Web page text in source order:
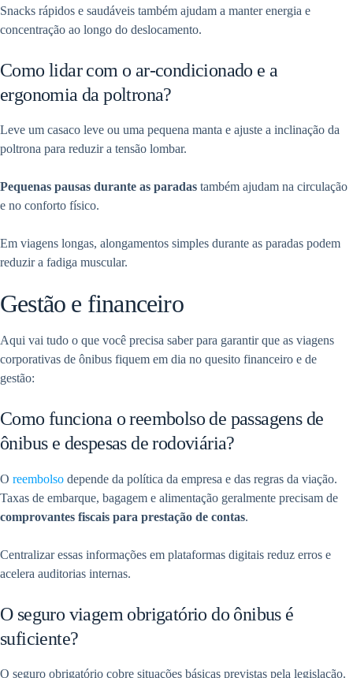
Snacks rápidos e saudáveis também ajudam a manter energia e
concentração ao longo do deslocamento.
Como lidar com o ar-condicionado e a
ergonomia da poltrona?
Leve um casaco leve ou uma pequena manta e ajuste a inclinação da
poltrona para reduzir a tensão lombar.
Pequenas pausas durante as paradas também ajudam na circulação
e no conforto físico.
Em viagens longas, alongamentos simples durante as paradas podem
reduzir a fadiga muscular.
Gestão e financeiro
Aqui vai tudo o que você precisa saber para garantir que as viagens
corporativas de ônibus fiquem em dia no quesito financeiro e de
gestão:
Como funciona o reembolso de passagens de
ônibus e despesas de rodoviária?
O reembolso depende da política da empresa e das regras da viação.
Taxas de embarque, bagagem e alimentação geralmente precisam de
comprovantes fiscais para prestação de contas.
Centralizar essas informações em plataformas digitais reduz erros e
acelera auditorias internas.
O seguro viagem obrigatório do ônibus é
suficiente?
O seguro obrigatório cobre situações básicas previstas pela legislação.